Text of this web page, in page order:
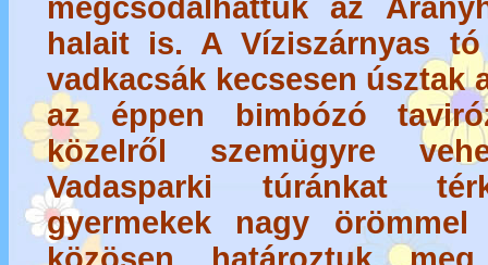
megcsodálhattuk az
halait is. A Víziszárnyas
vadkacsák kecsesen úsztak
az éppen bimbózó
közelről szemügyre
Vadasparki túránkat
gyermekek nagy örömmel